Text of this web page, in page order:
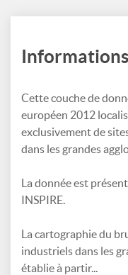
Informations
Cette couche de
européen 2012
exclusivement de
dans les grandes
La donnée est
INSPIRE.
La cartographie du
industriels dans les
établie à partir...